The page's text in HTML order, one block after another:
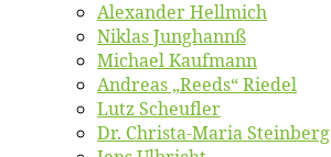
Alex­an­der Hellmich
Ni­klas Junghannß
Mi­cha­el Kaufmann
An­dre­as „Reeds“ Riedel
Lutz Scheuf­ler
Dr. Chris­­ta-Ma­ria Steinberg